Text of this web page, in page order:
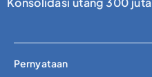
Pernyataan